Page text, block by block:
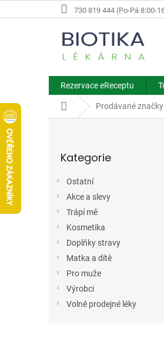
na
730 819 444 (Po-Pá 8:00-
Rezervace eReceptu
Domů Prodávané značky
kategorie
Kategorie
Ostatní
Akce a slevy
Trápí mě
Kosmetika
Doplňky stravy
Matka a dítě
Pro muže
Výrobci
Volně prodejné léky